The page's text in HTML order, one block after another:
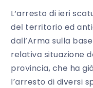
L’arresto di ieri
del territorio ed
dall’Arma sulla
relativa situazione
provincia, che ha
l’arresto di diversi